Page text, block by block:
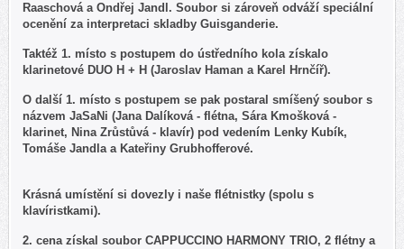
Raaschová a Ondřej Jandl. Soubor si zároveň odváží speciální
ocenění za interpretaci skladby Guisganderie.
Taktéž 1. místo s postupem do ústředního kola získalo
klarinetové DUO H + H (Jaroslav Haman a Karel Hrnčíř).
O další 1. místo s postupem se pak postaral smíšený soubor s
názvem JaSaNi (Jana Dalíková - flétna, Sára Kmošková -
klarinet, Nina Zrůstůvá - klavír) pod vedením Lenky Kubík,
Tomáše Jandla a Kateřiny Grubhofferové.
Krásná umístění si dovezly i naše flétnistky (spolu s
klavíristkami).
2. cena získal soubor CAPPUCCINO HARMONY TRIO, 2 flétny a